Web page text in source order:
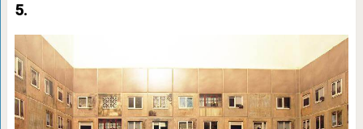
5.